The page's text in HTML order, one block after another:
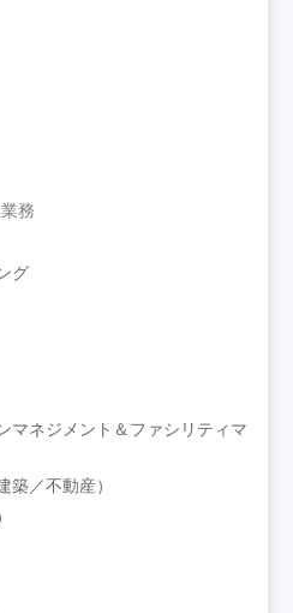
務
グ
マネジメント＆ファシリティマ
築／不動産）